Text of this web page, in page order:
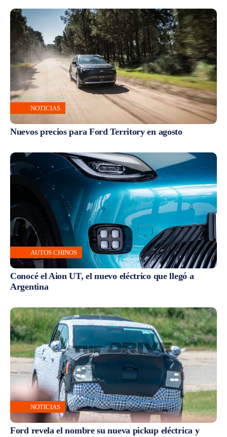
NOTICIAS
Nuevos precios para Ford Territory en agosto
AUTOS CHINOS
Conocé el Aion UT, el nuevo eléctrico que llegó a
Argentina
NOTICIAS
Ford revela el nombre su nueva pickup eléctrica y